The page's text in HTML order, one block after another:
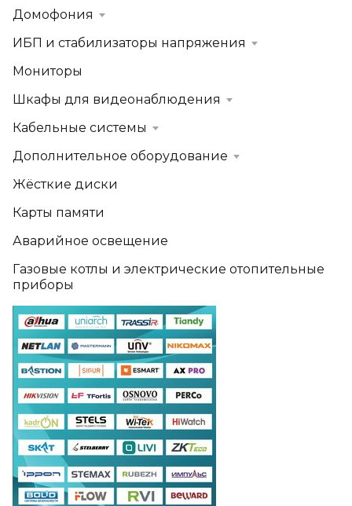
Домофония
ИБП и стабилизаторы напряжения
Мониторы
Шкафы для видеонаблюдения
Кабельные системы
Дополнительное оборудование
Жёсткие диски
Карты памяти
Аварийное освещение
Газовые котлы и электрические отопительные
приборы